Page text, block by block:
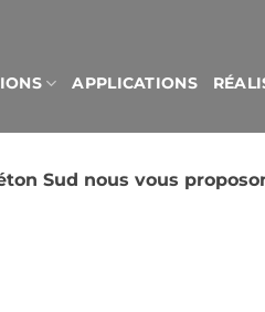
APPLICATIONS
Sud nous vous